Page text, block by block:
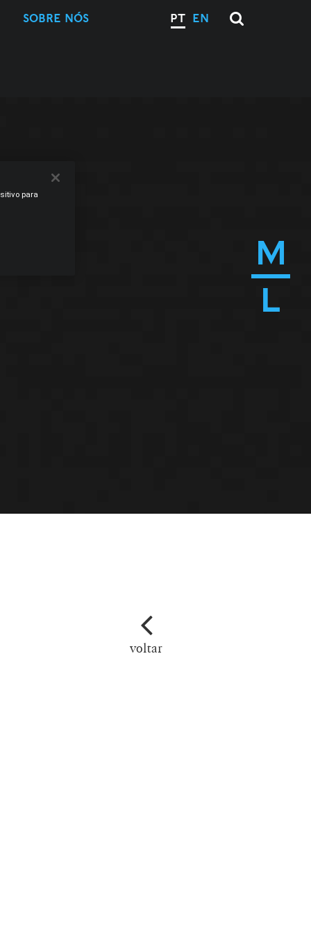
M
L
SOBRE NÓS PT EN
voltar
para